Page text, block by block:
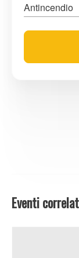
Antincendio
Eventi